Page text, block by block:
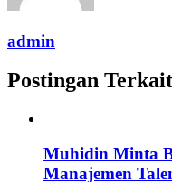
admin
Postingan Terkait
Muhidin Minta
Manajemen